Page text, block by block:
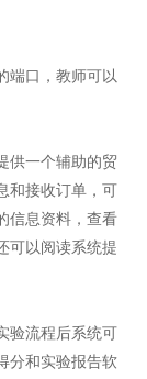
端口，教师可以
供一个辅助的贸
和接收订单，可
信息资料，查看
可以阅读系统提
验流程后系统可
分和实验报告软